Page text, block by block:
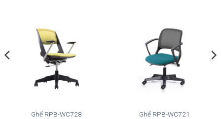
Ghế RPB-WC728
Ghế RPB-WC721